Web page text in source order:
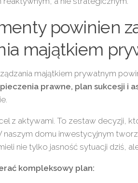
powinien
majątkiem
majątkiem prywatnym
prawne, plan sukcesji i
z aktywami. To zestaw decyzji,
naszym domu inwestycyjnym
nie tylko jasność sytuacji dziś,
kompleksowy plan: